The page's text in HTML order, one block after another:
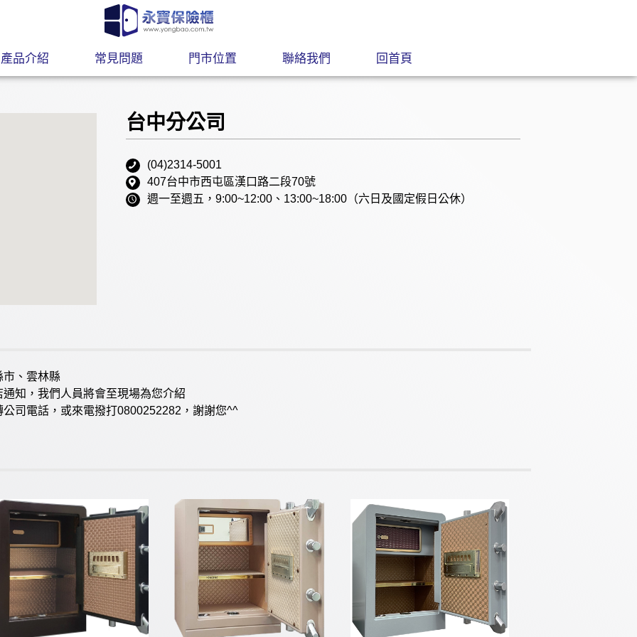
產品介紹 常見問題 門市位置 聯絡我們 回首頁
台中分公司
(04)2314-5001
407台中市西屯區漢口路二段70號
週一至週五，9:00~12:00、13:00~18:00（六日及國定假日公休）
、雲林縣
知，我們人員將會至現場為您介紹
司電話，或來電撥打0800252282，謝謝您^^